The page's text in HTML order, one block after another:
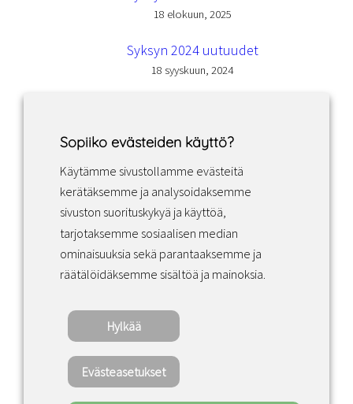
18 elokuun, 2025
Syksyn 2024 uutuudet
18 syyskuun, 2024
Facebook Instagram LinkedIn
Sopimusehdot
Copyright ©2022 · Valaisin Grönlund – All
Rights Reserved
Sopiiko evästeiden käyttö?
Käytämme sivustollamme evästeitä
kerätäksemme ja analysoidaksemme
sivuston suorituskykyä ja käyttöä,
tarjotaksemme sosiaalisen median
ominaisuuksia sekä parantaaksemme ja
räätälöidäksemme sisältöä ja mainoksia.
Hylkää
Evästeasetukset